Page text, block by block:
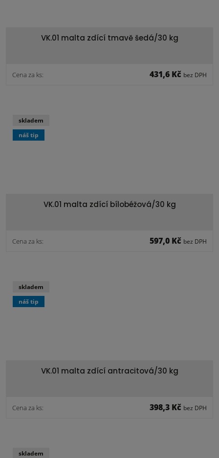
VK.01 malta zdící tmavě šedá/30 kg
Cena za ks: 431,6 Kč bez DPH
VK.01 malta zdící bílobéžová/30 kg
Cena za ks: 597,0 Kč bez DPH
skladem
náš tip
VK.01 malta zdící antracitová/30 kg
Cena za ks: 398,3 Kč bez DPH
skladem
náš tip
skladem